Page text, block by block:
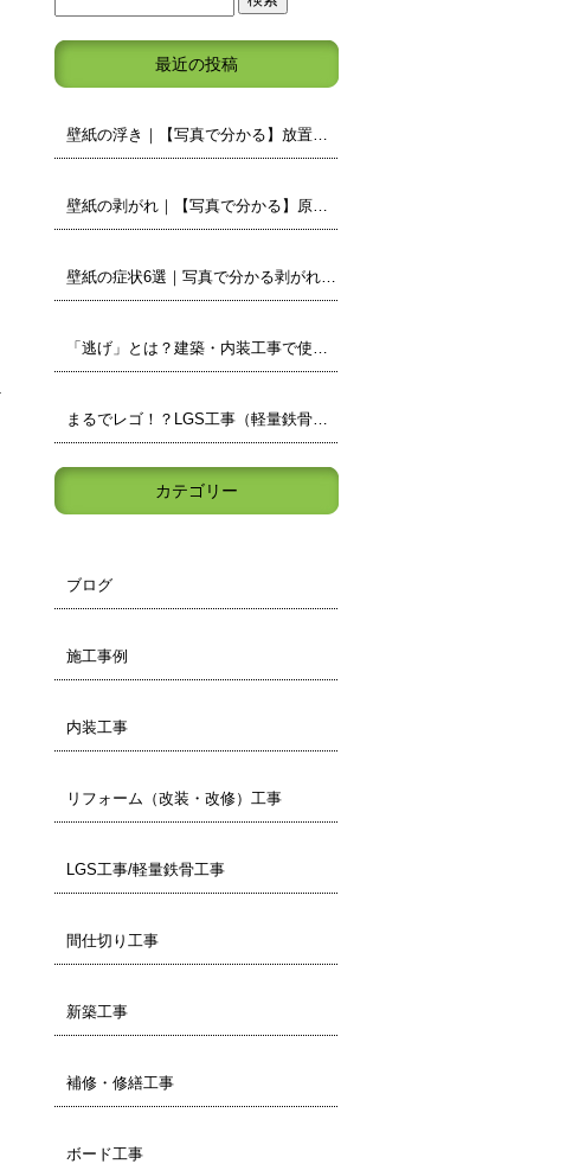
最近の投稿
壁紙の浮き｜【写真で分かる】放置しても大丈夫？原因と補修の判断ポイント
壁紙の剥がれ｜【写真で分かる】原因と補修・張り替えの判断ポイント
壁紙の症状6選｜写真で分かる剥がれ・浮き・カビなどの見分け方
「逃げ」とは？建築・内装工事で使われる現場用語をわかりやすく解説
まるでレゴ！？LGS工事（軽量鉄骨）の壁の中身を小学生でもわかりやすく解説
カテゴリー
ブログ
施工事例
内装工事
リフォーム（改装・改修）工事
LGS工事/軽量鉄骨工事
間仕切り工事
新築工事
補修・修繕工事
ボード工事